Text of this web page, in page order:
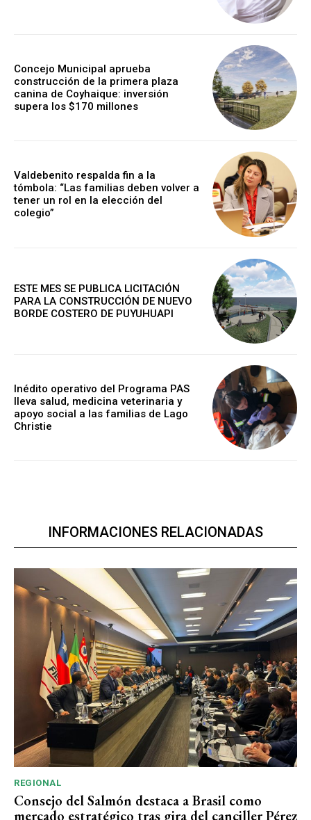
Concejo Municipal aprueba
construcción de la primera plaza
canina de Coyhaique: inversión
supera los $170 millones
Valdebenito respalda fin a la
tómbola: “Las familias deben volver a
tener un rol en la elección del
colegio”
ESTE MES SE PUBLICA LICITACIÓN
PARA LA CONSTRUCCIÓN DE NUEVO
BORDE COSTERO DE PUYUHUAPI
Inédito operativo del Programa PAS
lleva salud, medicina veterinaria y
apoyo social a las familias de Lago
Christie
INFORMACIONES RELACIONADAS
REGIONAL
Consejo del Salmón destaca a Brasil como
mercado estratégico tras gira del canciller Pérez